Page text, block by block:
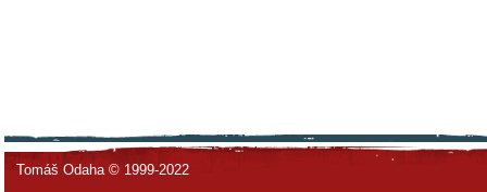
Tomáš Odaha © 1999-2022